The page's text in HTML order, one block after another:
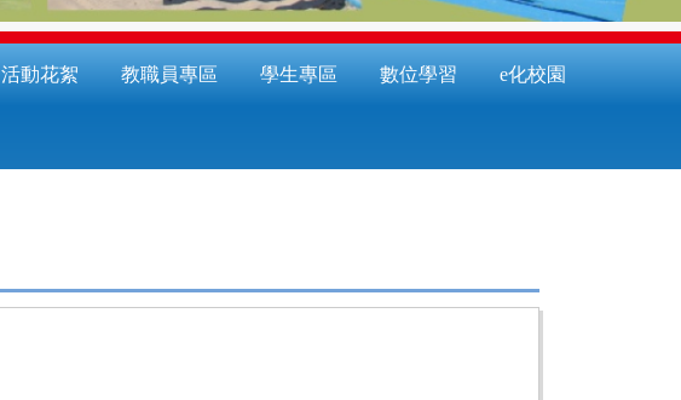
活動花絮 教職員專區 學生專區 數位學習 e化校園